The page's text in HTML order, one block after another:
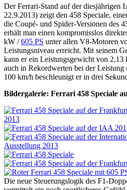
Der Ferrari-Stand auf der diesjährigen
22.9.2013) zeigt den 458 Speciale,
die Coupé- und Spider-Versionen des
erhält man einen kompromisslos
kW /605 PS unter allen V8-Motoren
Leistungsniveau erreicht. Mit seinem
kann er ein Leistungsgewicht von 2,13
auch in Rekordwerten bei der
100 km/h beschleunigt er in drei
Bildergalerie: Ferrari 458 Speciale
Die neue Steuerungslogik des F1-